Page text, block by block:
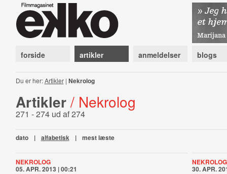
forside artikler anmeldelser blogs
Du er her:Artikler| Nekrolog
Artikler / Nekrolog
271 - 274 ud af 274
dato | alfabetisk | mest læste
NEKROLOG
05. APR. 2013 | 00:21
NEKROLOG
30. APR.